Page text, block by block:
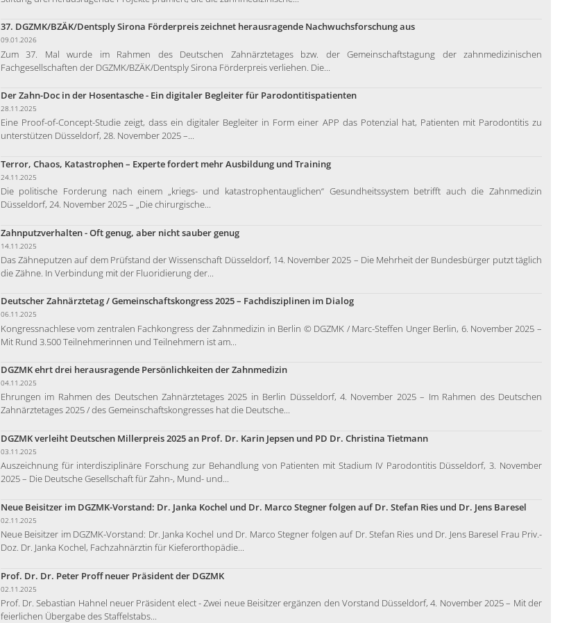
37. DGZMK/BZÄK/Dentsply Sirona Förderpreis zeichnet herausragende Nachwuchsforschung aus
09.01.2026
Zum 37. Mal wurde im Rahmen des Deutschen Zahnärztetages bzw. der Gemeinschaftstagung der zahnmedizinischen
Fachgesellschaften der DGZMK/BZÄK/Dentsply Sirona Förderpreis verliehen. Die...
Der Zahn-Doc in der Hosentasche - Ein digitaler Begleiter für Parodontitispatienten
28.11.2025
Eine Proof-of-Concept-Studie zeigt, dass ein digitaler Begleiter in Form einer APP das Potenzial hat, Patienten mit Parodontitis zu
unterstützen Düsseldorf, 28. November 2025 –...
Terror, Chaos, Katastrophen – Experte fordert mehr Ausbildung und Training
24.11.2025
Die politische Forderung nach einem „kriegs- und katastrophentauglichen“ Gesundheitssystem betrifft auch die Zahnmedizin
Düsseldorf, 24. November 2025 – „Die chirurgische...
Zahnputzverhalten - Oft genug, aber nicht sauber genug
14.11.2025
Das Zähneputzen auf dem Prüfstand der Wissenschaft Düsseldorf, 14. November 2025 – Die Mehrheit der Bundesbürger putzt täglich
die Zähne. In Verbindung mit der Fluoridierung der...
Deutscher Zahnärztetag / Gemeinschaftskongress 2025 – Fachdisziplinen im Dialog
06.11.2025
Kongressnachlese vom zentralen Fachkongress der Zahnmedizin in Berlin © DGZMK / Marc-Steffen Unger Berlin, 6. November 2025 –
Mit Rund 3.500 Teilnehmerinnen und Teilnehmern ist am...
DGZMK ehrt drei herausragende Persönlichkeiten der Zahnmedizin
04.11.2025
Ehrungen im Rahmen des Deutschen Zahnärztetages 2025 in Berlin Düsseldorf, 4. November 2025 – Im Rahmen des Deutschen
Zahnärztetages 2025 / des Gemeinschaftskongresses hat die Deutsche...
DGZMK verleiht Deutschen Millerpreis 2025 an Prof. Dr. Karin Jepsen und PD Dr. Christina Tietmann
03.11.2025
Auszeichnung für interdisziplinäre Forschung zur Behandlung von Patienten mit Stadium IV Parodontitis Düsseldorf, 3. November
2025 – Die Deutsche Gesellschaft für Zahn-, Mund- und...
Neue Beisitzer im DGZMK-Vorstand: Dr. Janka Kochel und Dr. Marco Stegner folgen auf Dr. Stefan Ries und Dr. Jens Baresel
02.11.2025
Neue Beisitzer im DGZMK-Vorstand: Dr. Janka Kochel und Dr. Marco Stegner folgen auf Dr. Stefan Ries und Dr. Jens Baresel Frau Priv.-
Doz. Dr. Janka Kochel, Fachzahnärztin für Kieferorthopädie...
Prof. Dr. Dr. Peter Proff neuer Präsident der DGZMK
02.11.2025
Prof. Dr. Sebastian Hahnel neuer Präsident elect - Zwei neue Beisitzer ergänzen den Vorstand Düsseldorf, 4. November 2025 – Mit der
feierlichen Übergabe des Staffelstabs...